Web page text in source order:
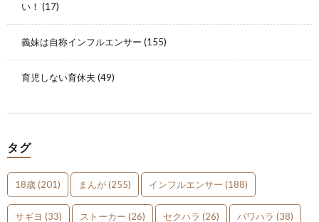
い！ (17)
義妹は自称インフルエンサー (155)
育児しない育休夫 (49)
タグ
18歳(201) まんが(255) インフルエンサー (188)
サギヨ (33) ストーカー (26) セクハラ (26) パワハラ (38)